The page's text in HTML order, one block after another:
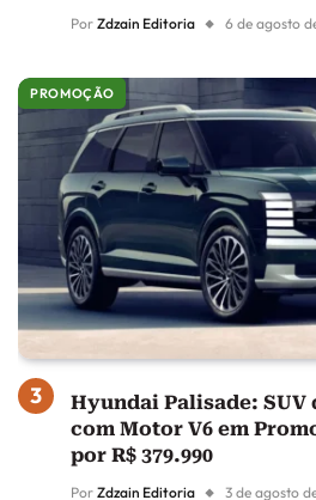
Por Zdzain Editoria 6 de agosto
PROMOÇÃO
Hyundai Palisade: SUV
com Motor V6 em
por R$ 379.990
Por Zdzain Editoria 3 de agosto